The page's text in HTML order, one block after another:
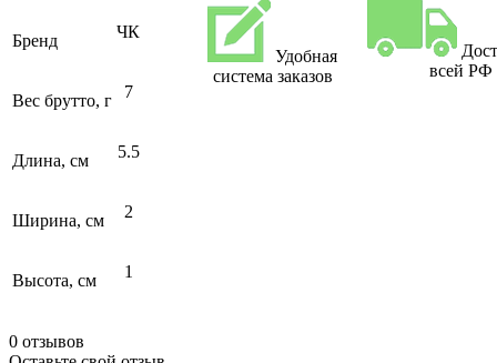
Бренд ЧК
Вес брутто, г 7
Длина, см 5.5
Ширина, см 2
Высота, см 1
0 отзывов
Удобная
система заказов
всей РФ